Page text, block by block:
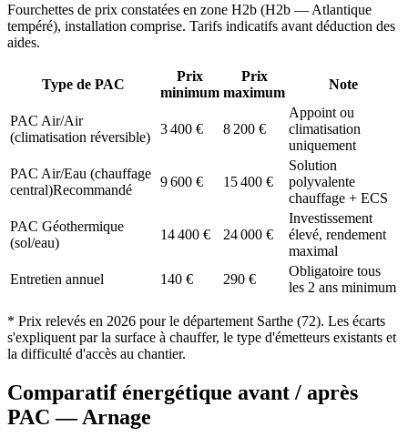
Fourchettes de prix constatées en zone H2b (H2b — Atlantique
tempéré), installation comprise. Tarifs indicatifs avant déduction des
aides.
Type de PAC
Prix
minimum
Prix
maximum
Note
PAC Air/Air
(climatisation réversible)
3 400 € 8 200 €
Appoint ou
climatisation
uniquement
PAC Air/Eau (chauffage
central)Recommandé
9 600 € 15 400 €
Solution
polyvalente
chauffage + ECS
PAC Géothermique
(sol/eau)
14 400 € 24 000 €
Investissement
élevé, rendement
maximal
Entretien annuel
140 € 290 €
Obligatoire tous
les 2 ans minimum
* Prix relevés en 2026 pour le département Sarthe (72). Les écarts
s'expliquent par la surface à chauffer, le type d'émetteurs existants et
la difficulté d'accès au chantier.
Comparatif énergétique avant / après
PAC —Arnage